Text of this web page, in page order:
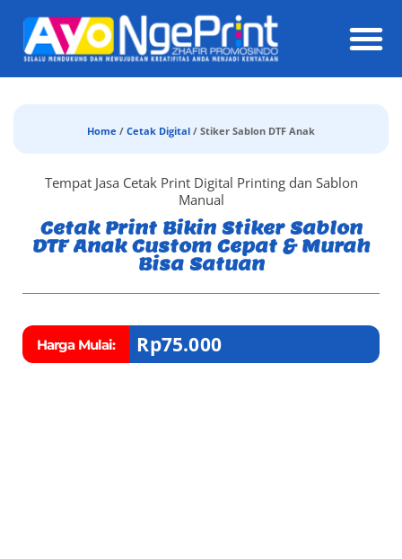
Home / Cetak Digital / Stiker Sablon DTF Anak
Tempat Jasa Cetak Print Digital Printing dan Sablon
Manual
Cetak Print Bikin Stiker Sablon
DTF Anak Custom Cepat & Murah
Bisa Satuan
Harga Mulai: Rp75.000